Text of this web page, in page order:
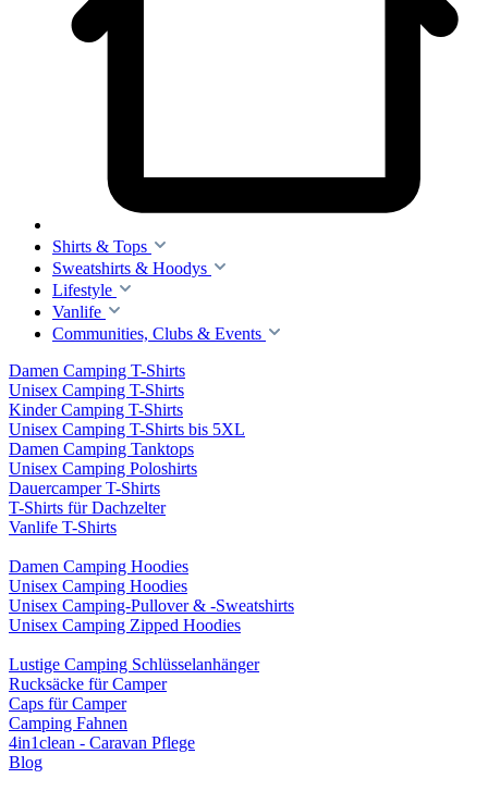
Shirts & Tops
Sweatshirts & Hoodys
Lifestyle
Vanlife
Communities, Clubs & Events
Damen Camping T-Shirts
Unisex Camping T-Shirts
Kinder Camping T-Shirts
Unisex Camping T-Shirts bis 5XL
Damen Camping Tanktops
Unisex Camping Poloshirts
Dauercamper T-Shirts
T-Shirts für Dachzelter
Vanlife T-Shirts
Damen Camping Hoodies
Unisex Camping Hoodies
Unisex Camping-Pullover & -Sweatshirts
Unisex Camping Zipped Hoodies
Lustige Camping Schlüsselanhänger
Rucksäcke für Camper
Caps für Camper
Camping Fahnen
4in1clean - Caravan Pflege
Blog